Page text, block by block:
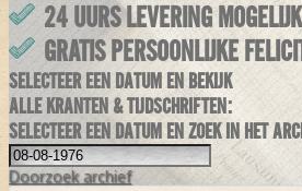
24 UURS LEVERING MOGELIJK
GRATIS PERSOONLIJKE
SELECTEER EEN DATUM EN BEKIJK
ALLE KRANTEN & TIJDSCHRIFTEN:
SELECTEER EEN DATUM EN ZOEK IN HET
Doorzoek archief